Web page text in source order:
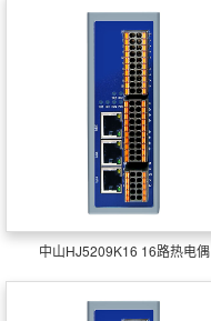
中山HJ5209K16 16路热电偶